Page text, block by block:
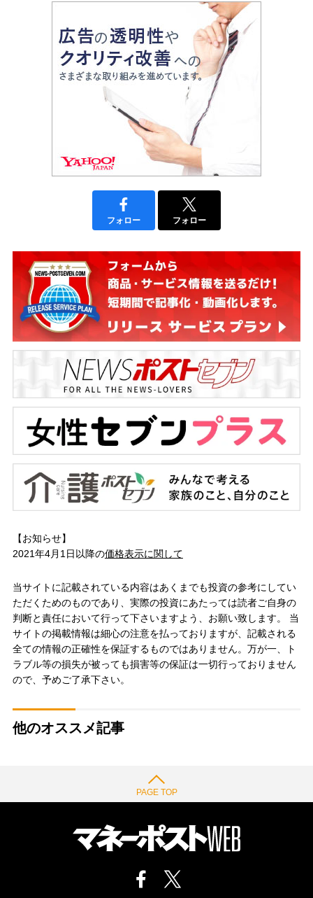
フォロー フォロー
【お知らせ】
2021年4月1日以降の価格表示に関して
当サイトに記載されている内容はあくまでも投資の参考にしてい
ただくためのものであり、実際の投資にあたっては読者ご自身の
判断と責任において行って下さいますよう、お願い致します。 当
サイトの掲載情報は細心の注意を払っておりますが、記載される
全ての情報の正確性を保証するものではありません。万が一、ト
ラブル等の損失が被っても損害等の保証は一切行っておりません
ので、予めご了承下さい。
他のオススメ記事
PAGE TOP